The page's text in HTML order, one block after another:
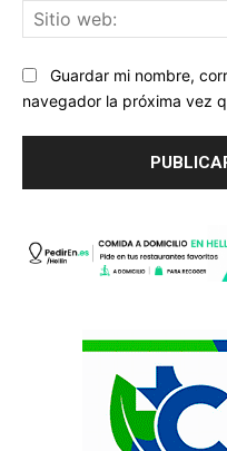
Guardar mi nombre,
navegador la próxima vez